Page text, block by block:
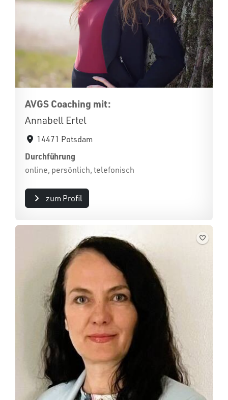
AVGS Coaching mit:
Annabell Ertel
14471 Potsdam
Durchführung
online, persönlich, telefonisch
zum Profil